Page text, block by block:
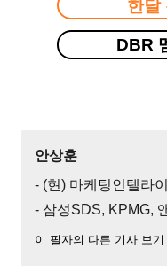
한달
DBR
안상훈
- (현) 마케팅인텔라
- 삼성SDS, KPMG,
이 필자의 다른 기사 보기